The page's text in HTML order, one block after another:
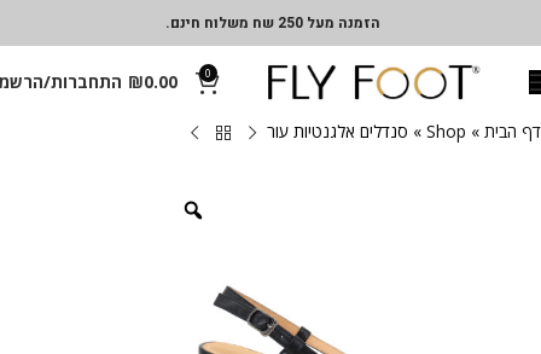
הזמנה מעל 250 שח משלוח חינם.
0
₪0.00 התחברות/
דף הבית »
Shop
» סנדלים אלגנטיות עור